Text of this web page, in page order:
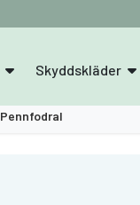
Skyddskläder
Pennfodral